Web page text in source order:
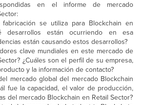
en el informe de mercado
se utiliza para Blockchain en
desarrollos están ocurriendo en esa
están causando estos desarrollos?
clave mundiales en este mercado de
¿Cuáles son el perfil de su empresa,
y la información de contacto?
mercado global del mercado Blockchain
fue la capacidad, el valor de producción,
del mercado Blockchain en Retail Sector?